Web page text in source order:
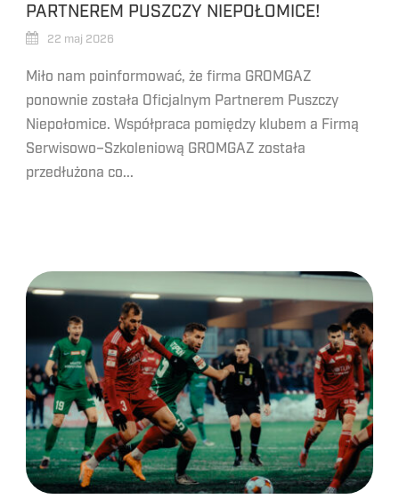
PARTNEREM PUSZCZY NIEPOŁOMICE!
22 maj 2026
Miło nam poinformować, że firma GROMGAZ
ponownie została Oficjalnym Partnerem Puszczy
Niepołomice. Współpraca pomiędzy klubem a Firmą
Serwisowo–Szkoleniową GROMGAZ została
przedłużona co...